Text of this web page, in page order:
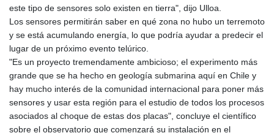
este tipo de sensores solo existen en tierra", dijo Ulloa.
Los sensores permitirán saber en qué zona no hubo un terremoto
y se está acumulando energía, lo que podría ayudar a predecir el
lugar de un próximo evento telúrico.
"Es un proyecto tremendamente ambicioso; el experimento más
grande que se ha hecho en geología submarina aquí en Chile y
hay mucho interés de la comunidad internacional para poner más
sensores y usar esta región para el estudio de todos los procesos
asociados al choque de estas dos placas", concluye el científico
sobre el observatorio que comenzará su instalación en el